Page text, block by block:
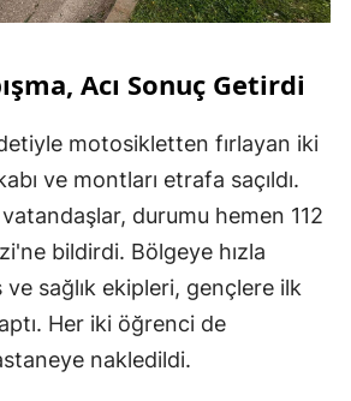
Acı Sonuç Getirdi
motosikletten fırlayan iki
ve montları etrafa saçıldı.
durumu hemen 112
bildirdi. Bölgeye hızla
sağlık ekipleri, gençlere ilk
Her iki öğrenci de
nakledildi.